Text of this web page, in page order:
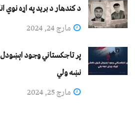
د کندهار د برید په اړه نوي
مارچ 24, 2024
پر تاجکستاني وجود
نښه ولي
مارچ 25, 2024